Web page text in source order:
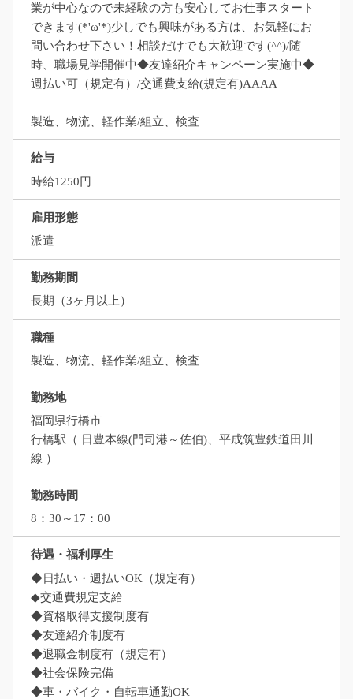
業が中心なので未経験の方も安心してお仕事スタート
できます(*'ω'*)少しでも興味がある方は、お気軽にお
問い合わせ下さい！相談だけでも大歓迎です(^^)/随
時、職場見学開催中◆友達紹介キャンペーン実施中◆
週払い可（規定有）/交通費支給(規定有)AAAA
製造、物流、軽作業/組立、検査
給与
時給1250円
雇用形態
派遣
勤務期間
長期（3ヶ月以上）
職種
製造、物流、軽作業/組立、検査
勤務地
福岡県行橋市
行橋駅（ 日豊本線(門司港～佐伯)、平成筑豊鉄道田川
線 ）
勤務時間
8：30～17：00
待遇・福利厚生
◆日払い・週払いOK（規定有）
◆交通費規定支給
◆資格取得支援制度有
◆友達紹介制度有
◆退職金制度有（規定有）
◆社会保険完備
◆車・バイク・自転車通勤OK